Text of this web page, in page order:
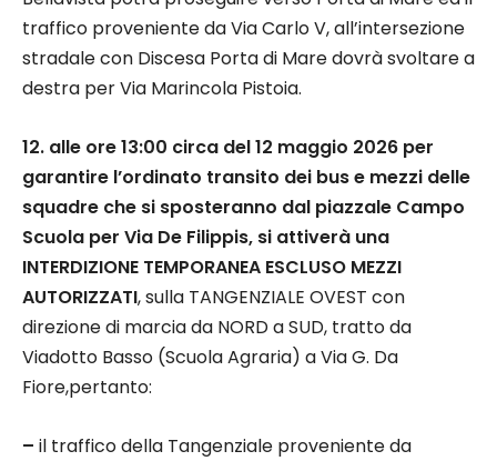
traffico proveniente da Via Carlo V, all’intersezione
stradale con Discesa Porta di Mare dovrà svoltare a
destra per Via Marincola Pistoia.
12. alle ore 13:00 circa del 12 maggio 2026 per
garantire l’ordinato transito dei bus e mezzi delle
squadre che si sposteranno dal piazzale Campo
Scuola per Via De Filippis, si attiverà una
INTERDIZIONE TEMPORANEA ESCLUSO MEZZI
AUTORIZZATI, sulla TANGENZIALE OVEST con
direzione di marcia da NORD a SUD, tratto da
Viadotto Basso (Scuola Agraria) a Via G. Da
Fiore,pertanto:
– il traffico della Tangenziale proveniente da